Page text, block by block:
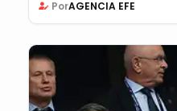
PorAGENCIA EFE